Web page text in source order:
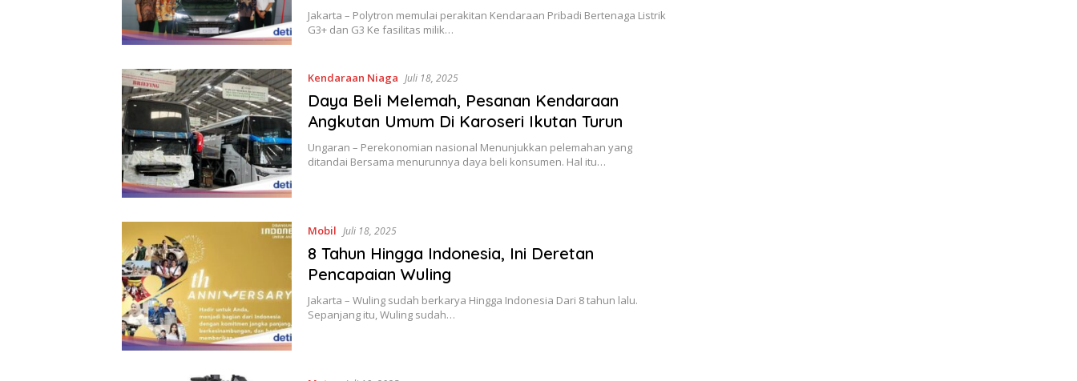
Jakarta – Polytron memulai perakitan Kendaraan Pribadi Bertenaga Listrik
G3+ dan G3 Ke fasilitas milik…
Kendaraan Niaga Juli 18, 2025
Daya Beli Melemah, Pesanan Kendaraan
Angkutan Umum Di Karoseri Ikutan Turun
Ungaran – Perekonomian nasional Menunjukkan pelemahan yang
ditandai Bersama menurunnya daya beli konsumen. Hal itu…
Mobil Juli 18, 2025
8 Tahun Hingga Indonesia, Ini Deretan
Pencapaian Wuling
Jakarta – Wuling sudah berkarya Hingga Indonesia Dari 8 tahun lalu.
Sepanjang itu, Wuling sudah…